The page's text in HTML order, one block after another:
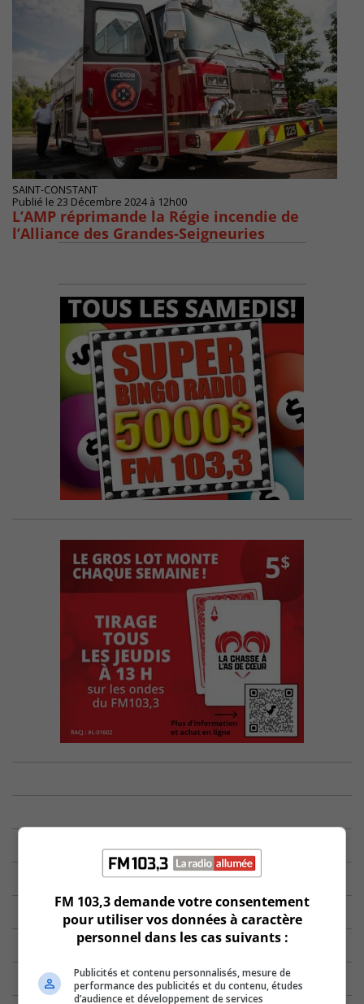
SAINT-CONSTANT
Publié le 23 Décembre 2024 à 12h00
L’AMP réprimande la Régie incendie de
l’Alliance des Grandes-Seigneuries
FM 103,3 demande votre consentement
pour utiliser vos données à caractère
personnel dans les cas suivants :
Publicités et contenu personnalisés, mesure de
performance des publicités et du contenu, études
d’audience et développement de services